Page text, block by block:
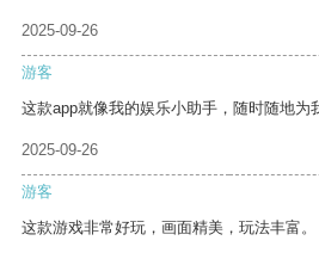
2025-09-26
游客
这款app就像我的娱乐小助手，随时随地为
2025-09-26
游客
这款游戏非常好玩，画面精美，玩法丰富。